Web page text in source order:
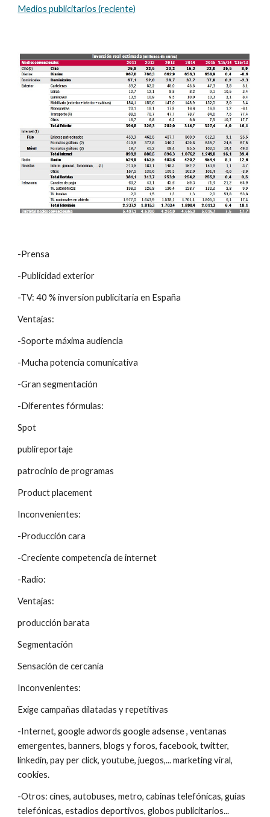
Medios publicitarios (reciente)
-Prensa
-Publicidad exterior
-TV: 40 % inversion publicitaria en España
Ventajas:
-Soporte máxima audiencia
-Mucha potencia comunicativa
-Gran segmentación
-Diferentes fórmulas:
Spot
publireportaje
patrocinio de programas
Product placement
Inconvenientes:
-Producción cara
-Creciente competencia de internet
-Radio:
Ventajas:
producción barata
Segmentación
Sensación de cercanía
Inconvenientes:
Exige campañas dilatadas y repetitivas
-Internet, google adwords google adsense , ventanas
emergentes, banners, blogs y foros, facebook, twitter,
linkedin, pay per click, youtube, juegos,... marketing viral,
cookies.
-Otros: cines, autobuses, metro, cabinas telefónicas, guías
telefónicas, estadios deportivos, globos publicitarios...